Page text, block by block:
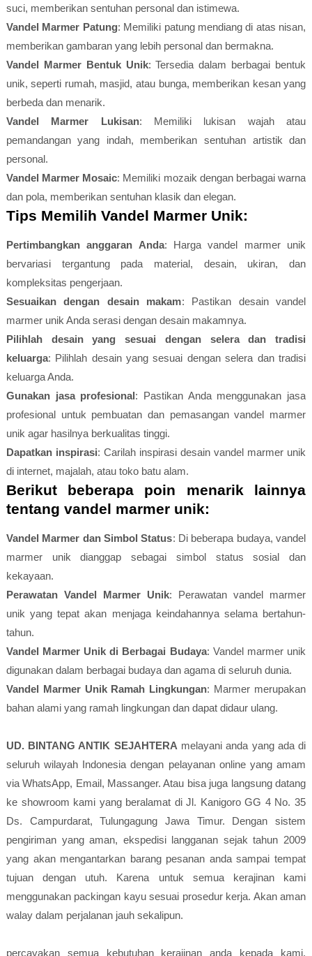
suci, memberikan sentuhan personal dan istimewa.
Vandel Marmer Patung: Memiliki patung mendiang di atas nisan,
memberikan gambaran yang lebih personal dan bermakna.
Vandel Marmer Bentuk Unik: Tersedia dalam berbagai bentuk
unik, seperti rumah, masjid, atau bunga, memberikan kesan yang
berbeda dan menarik.
Vandel Marmer Lukisan: Memiliki lukisan wajah atau
pemandangan yang indah, memberikan sentuhan artistik dan
personal.
Vandel Marmer Mosaic: Memiliki mozaik dengan berbagai warna
dan pola, memberikan sentuhan klasik dan elegan.
Tips Memilih Vandel Marmer Unik:
Pertimbangkan anggaran Anda: Harga vandel marmer unik
bervariasi tergantung pada material, desain, ukiran, dan
kompleksitas pengerjaan.
Sesuaikan dengan desain makam: Pastikan desain vandel
marmer unik Anda serasi dengan desain makamnya.
Pilihlah desain yang sesuai dengan selera dan tradisi
keluarga: Pilihlah desain yang sesuai dengan selera dan tradisi
keluarga Anda.
Gunakan jasa profesional: Pastikan Anda menggunakan jasa
profesional untuk pembuatan dan pemasangan vandel marmer
unik agar hasilnya berkualitas tinggi.
Dapatkan inspirasi: Carilah inspirasi desain vandel marmer unik
di internet, majalah, atau toko batu alam.
Berikut beberapa poin menarik lainnya
tentang vandel marmer unik:
Vandel Marmer dan Simbol Status: Di beberapa budaya, vandel
marmer unik dianggap sebagai simbol status sosial dan
kekayaan.
Perawatan Vandel Marmer Unik: Perawatan vandel marmer
unik yang tepat akan menjaga keindahannya selama bertahun-
tahun.
Vandel Marmer Unik di Berbagai Budaya: Vandel marmer unik
digunakan dalam berbagai budaya dan agama di seluruh dunia.
Vandel Marmer Unik Ramah Lingkungan: Marmer merupakan
bahan alami yang ramah lingkungan dan dapat didaur ulang.
UD. BINTANG ANTIK SEJAHTERA melayani anda yang ada di
seluruh wilayah Indonesia dengan pelayanan online yang amam
via WhatsApp, Email, Massanger. Atau bisa juga langsung datang
ke showroom kami yang beralamat di Jl. Kanigoro GG 4 No. 35
Ds. Campurdarat, Tulungagung Jawa Timur. Dengan sistem
pengiriman yang aman, ekspedisi langganan sejak tahun 2009
yang akan mengantarkan barang pesanan anda sampai tempat
tujuan dengan utuh. Karena untuk semua kerajinan kami
menggunakan packingan kayu sesuai prosedur kerja. Akan aman
walay dalam perjalanan jauh sekalipun.
percayakan semua kebutuhan kerajinan anda kepada kami.